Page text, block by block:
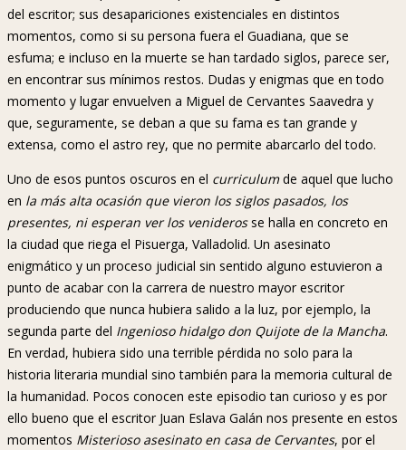
del escritor; sus desapariciones existenciales en distintos
momentos, como si su persona fuera el Guadiana, que se
esfuma; e incluso en la muerte se han tardado siglos, parece ser,
en encontrar sus mínimos restos. Dudas y enigmas que en todo
momento y lugar envuelven a Miguel de Cervantes Saavedra y
que, seguramente, se deban a que su fama es tan grande y
extensa, como el astro rey, que no permite abarcarlo del todo.
Uno de esos puntos oscuros en el curriculumde aquel que lucho
en la más alta ocasión que vieron los siglos pasados, los
presentes, ni esperan ver los veniderosse halla en concreto en
la ciudad que riega el Pisuerga, Valladolid. Un asesinato
enigmático y un proceso judicial sin sentido alguno estuvieron a
punto de acabar con la carrera de nuestro mayor escritor
produciendo que nunca hubiera salido a la luz, por ejemplo, la
segunda parte del Ingenioso hidalgo don Quijote de la Mancha.
En verdad, hubiera sido una terrible pérdida no solo para la
historia literaria mundial sino también para la memoria cultural de
la humanidad. Pocos conocen este episodio tan curioso y es por
ello bueno que el escritor Juan Eslava Galán nos presente en estos
momentos Misterioso asesinato en casa de Cervantes, por el